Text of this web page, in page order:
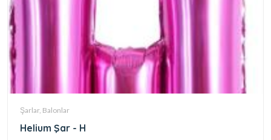
Şarlar, Balonlar
Helium Şar - H